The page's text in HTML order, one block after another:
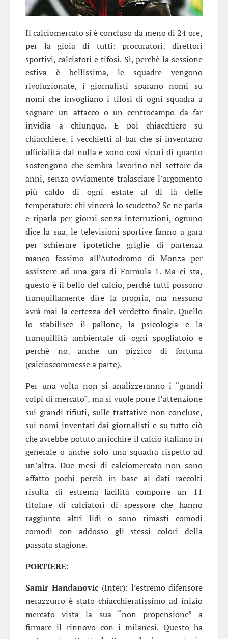
Il calciomercato si è concluso da meno di 24 ore,
per la gioia di tutti: procuratori, direttori
sportivi, calciatori e tifosi. Sì, perchè la sessione
estiva è bellissima, le squadre vengono
rivoluzionate, i giornalisti sparano nomi su
nomi che invogliano i tifosi di ogni squadra a
sognare un attacco o un centrocampo da far
invidia a chiunque. E poi chiacchiere su
chiacchiere, i vecchietti al bar che si inventano
ufficialità dal nulla e sono così sicuri di quanto
sostengono che sembra lavorino nel settore da
anni, senza ovviamente tralasciare l’argomento
più caldo di ogni estate al di là delle
temperature: chi vincerà lo scudetto? Se ne parla
e riparla per giorni senza interruzioni, ognuno
dice la sua, le televisioni sportive fanno a gara
per schierare ipotetiche griglie di partenza
manco fossimo all’Autodromo di Monza per
assistere ad una gara di Formula 1. Ma ci sta,
questo è il bello del calcio, perchè tutti possono
tranquillamente dire la propria, ma nessuno
avrà mai la certezza del verdetto finale. Quello
lo stabilisce il pallone, la psicologia e la
tranquillità ambientale di ogni spogliatoio e
perchè no, anche un pizzico di fortuna
(calcioscommesse a parte).
Per una volta non si analizzeranno i “grandi
colpi di mercato”, ma si vuole porre l’attenzione
sui grandi rifiuti, sulle trattative non concluse,
sui nomi inventati dai giornalisti e su tutto ciò
che avrebbe potuto arricchire il calcio italiano in
generale o anche solo una squadra rispetto ad
un’altra. Due mesi di calciomercato non sono
affatto pochi perciò in base ai dati raccolti
risulta di estrema facilità comporre un 11
titolare di calciatori di spessore che hanno
raggiunto altri lidi o sono rimasti comodi
comodi con addosso gli stessi colori della
passata stagione.
PORTIERE:
Samir Handanovic(Inter): l’estremo difensore
nerazzurro è stato chiacchieratissimo ad inizio
mercato vista la sua “non propensione” a
firmare il rinnovo con i milanesi. Questo ha